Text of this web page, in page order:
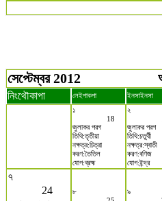
সেপ্টেম্বর 2012
নিংথৌকাপা লেইপাকপা ইনসাইনসা
১
18
জুলাকর পরগ
তিথি:তৃতীয়া
নক্ষত্র:চিত্রা
করণ:তৈতিল
যোগ:ব্রহ্ম
২
জুলাকর পরগ
তিথি:চতুর্থী
নক্ষত্র:স্বাতী
করণ:বণিজ
যোগ:ইন্দ্র
৭
24
৮
৯